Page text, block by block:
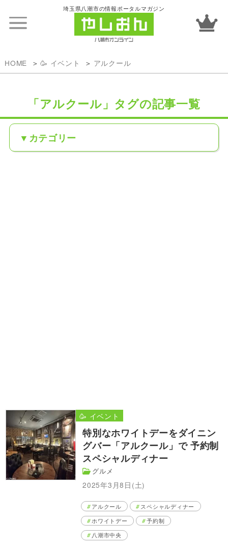
埼玉県八潮市の情報ポータルマガジン
HOME 🥳 イベント アルクール
「アルクール」タグの記事一覧
カテゴリー
特別なホワイトデーをダイニン
グバー「アルクール」で 予約制
スペシャルディナー
グルメ
2025年3月8日(土)
🥳 イベント
アルクール
スペシャルディナー
ホワイトデー
予約制
八潮市中央